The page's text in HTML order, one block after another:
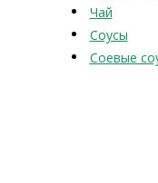
Чай
Соусы
Соевые